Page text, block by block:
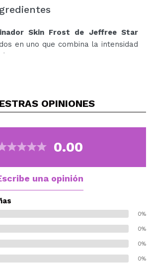
Skin Frost de Jeffree Star
en uno que combina la intensidad
brillo iluminador, ofreciendo un
dimensional.
construir intensidad.
usarse en el rostro y el cuerpo,
para intensificar el color y el brillo
OPINIONES
0.00
una opinión
0%
0%
0%
0%